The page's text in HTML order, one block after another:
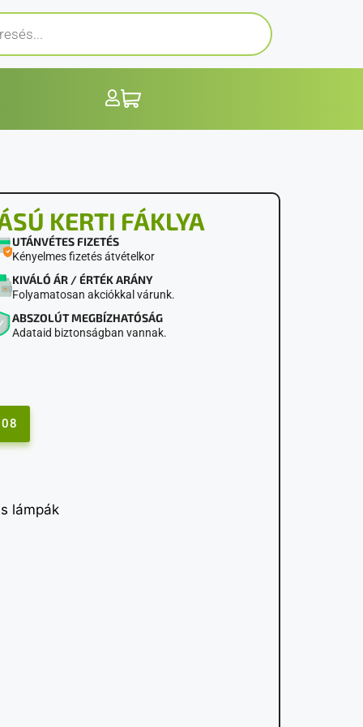
KERTI FÁKLYA
UTÁNVÉTES FIZETÉS
Kényelmes fizetés átvételkor
KIVÁLÓ ÁR / ÉRTÉK ARÁNY
Folyamatosan akciókkal várunk.
ABSZOLÚT MEGBÍZHATÓSÁG
Adataid biztonságban vannak.
lámpák